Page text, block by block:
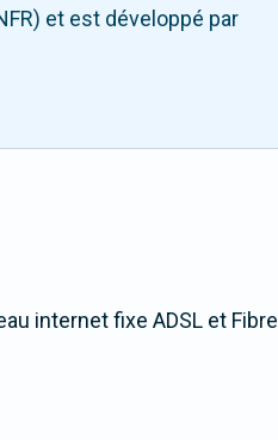
et est développé par
internet fixe ADSL et Fibre